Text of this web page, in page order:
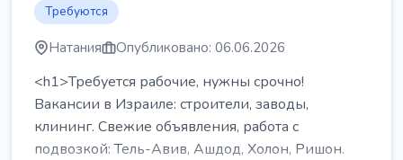
Требуются
Натания Опубликовано: 06.06.2026
<h1>Требуется рабочие, нужны срочно!
Вакансии в Израиле: строители, заводы,
клининг. Свежие объявления, работа с
подвозкой: Тель-Авив, Ашдод, Холон, Ришон.